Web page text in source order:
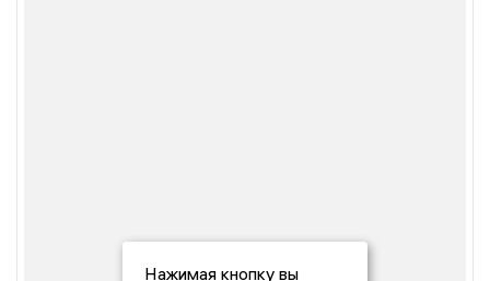
Нажимая кнопку вы